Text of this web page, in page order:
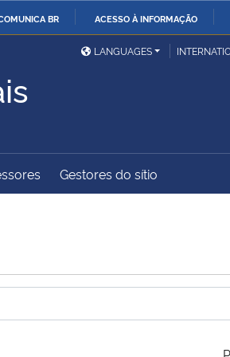
BR ACESSO À INFORMAÇÃO
Ministério das Relações
Exteriores
Controladoria-Geral da
LANGUAGES
Gestores do sítio